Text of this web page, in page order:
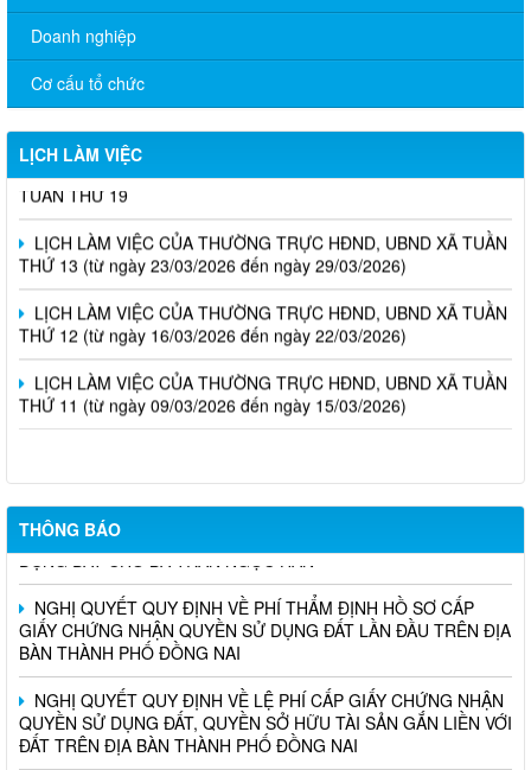
Doanh nghiệp
Cơ cấu tổ chức
LỊCH LÀM VIỆC
LỊCH LÀM VIỆC CỦA THƯỜNG TRỰC HĐND, UBND PHƯỜNG
TUẦN THỨ 19
LỊCH LÀM VIỆC CỦA THƯỜNG TRỰC HĐND, UBND XÃ TUẦN
THỨ 13 (từ ngày 23/03/2026 đến ngày 29/03/2026)
LỊCH LÀM VIỆC CỦA THƯỜNG TRỰC HĐND, UBND XÃ TUẦN
THỨ 12 (từ ngày 16/03/2026 đến ngày 22/03/2026)
LỊCH LÀM VIỆC CỦA THƯỜNG TRỰC HĐND, UBND XÃ TUẦN
THỨ 11 (từ ngày 09/03/2026 đến ngày 15/03/2026)
THÔNG BÁO
QUYẾT ĐỊNH VỀ VIỆC CHO PHÉP CHUYỂN MỤC ĐÍCH SỬ
DỤNG ĐẤT CHO BÀ TRẦN NGỌC HÂN
NGHỊ QUYẾT QUY ĐỊNH VỀ PHÍ THẨM ĐỊNH HỒ SƠ CẤP
GIẤY CHỨNG NHẬN QUYỀN SỬ DỤNG ĐẤT LẦN ĐẦU TRÊN ĐỊA
BÀN THÀNH PHỐ ĐỒNG NAI
NGHỊ QUYẾT QUY ĐỊNH VỀ LỆ PHÍ CẤP GIẤY CHỨNG NHẬN
QUYỀN SỬ DỤNG ĐẤT, QUYỀN SỞ HỮU TÀI SẢN GẮN LIỀN VỚI
ĐẤT TRÊN ĐỊA BÀN THÀNH PHỐ ĐỒNG NAI